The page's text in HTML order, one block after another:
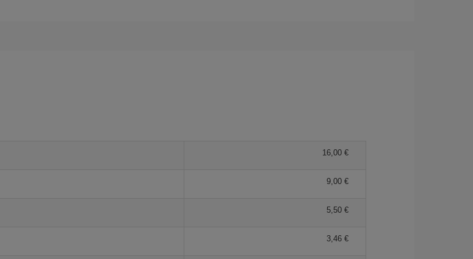
16,00 €
9,00 €
5,50 €
3,46 €